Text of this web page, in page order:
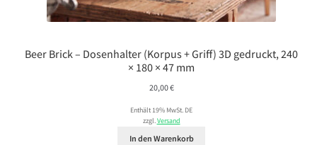
Beer Brick – Dosenhalter (Korpus + Griff) 3D gedruckt, 240
× 180 × 47 mm
20,00€
Enthält 19% MwSt. DE
zzgl.Versand
In den Warenkorb